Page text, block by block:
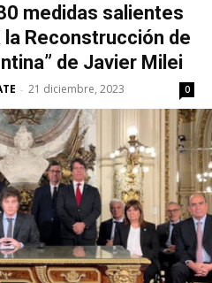
medidas salientes
la Reconstrucción de
de Javier Milei
- 21 diciembre, 2023 0